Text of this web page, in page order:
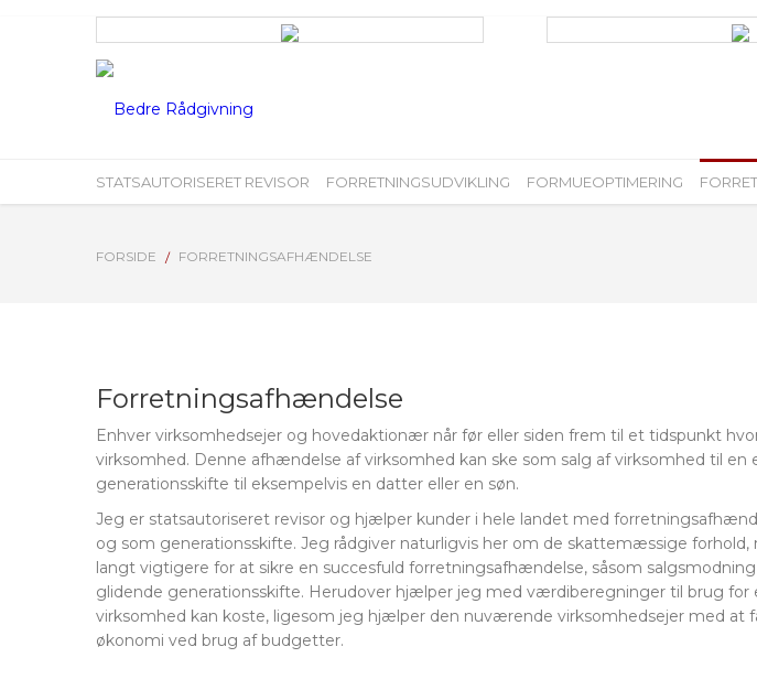
STATSAUTORISERET REVISOR FORRETNINGSUDVIKLING FORMUEOPTIMERING
FORSIDE FORRETNINGSAFHÆNDELSE
Forretningsafhændelse
Enhver virksomhedsejer og hovedaktionær når før eller siden frem til et tidspunkt
virksomhed. Denne afhændelse af virksomhed kan ske som salg af virksomhed til en
generationsskifte til eksempelvis en datter eller en søn.
Jeg er statsautoriseret revisor og hjælper kunder i hele landet med
og som generationsskifte. Jeg rådgiver naturligvis her om de skattemæssige
langt vigtigere for at sikre en succesfuld forretningsafhændelse, såsom
glidende generationsskifte. Herudover hjælper jeg med værdiberegninger til brug for
virksomhed kan koste, ligesom jeg hjælper den nuværende virksomhedsejer med at
økonomi ved brug af budgetter.